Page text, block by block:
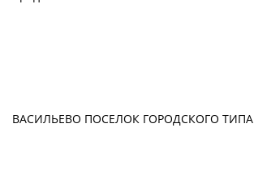
ВАСИЛЬЕВО ПОСЕЛОК ГОРОДСКОГО ТИПА